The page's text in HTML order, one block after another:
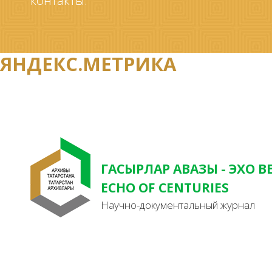
ЯНДЕКС.МЕТРИКА
ГАСЫРЛАР АВАЗЫ - ЭХО
ECHO OF CENTURIES
Научно-документальный журнал